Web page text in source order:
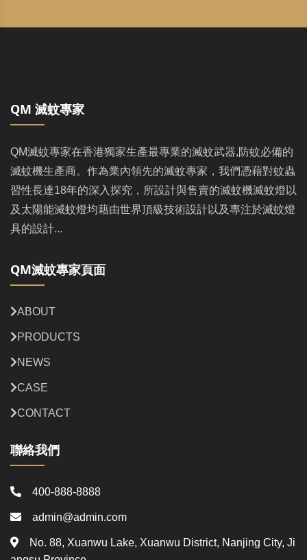
QM 滅蚊專家
QM滅蚊專家在香港獨家生產最專業的滅蚊武器,防蚊必備的
滅蚊機生產商。作為業內領先的滅蚊專家，我們憑藉對蚊蟲
習性長達18年的深入探究，所設計與售賣的滅蚊機滅蚊燈以
及太陽能滅蚊燈均藉由世界頂級技術設計以及專注於滅蚊燈
具的設計...
QM滅蚊專家頁面
ABOUT
PRODUCTS
NEWS
CASE
CONTACT
聯絡我們
400-888-8888
admin@admin.com
No. 88, Xuanwu Lake, Xuanwu District, Nanjing City, Ji